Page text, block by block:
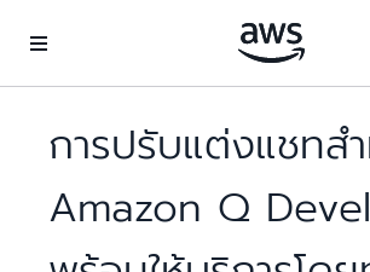
การปรับแต่งแชทส
Amazon Q